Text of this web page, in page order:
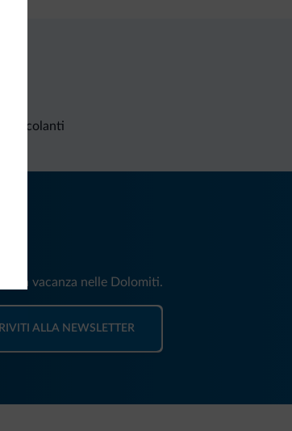
vincolanti
tua vacanza nelle Dolomiti.
ALLA NEWSLETTER